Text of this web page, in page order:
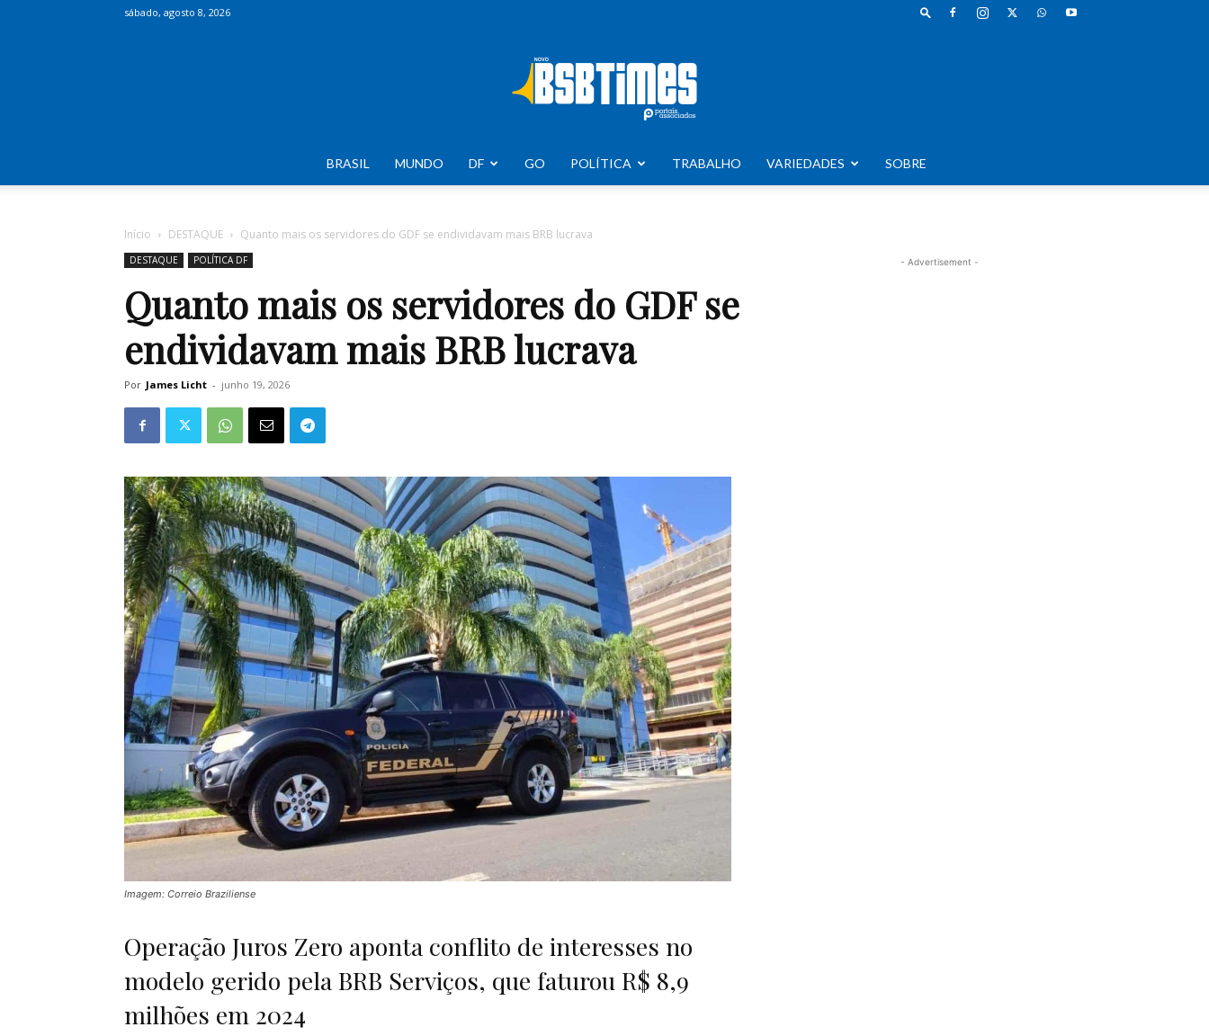
sábado, agosto 8, 2026
Times
BRASIL MUNDO DF GO POLÍTICA TRABALHO VARIEDADES SOBRE
Início DESTAQUE Quanto mais os servidores do GDF se endividavam mais BRB lucrava
DESTAQUE POLÍTICA DF
Quanto mais os servidores do GDF se
endividavam mais BRB lucrava
Por James Licht - junho 19, 2026
Imagem: Correio Braziliense
Operação Juros Zero aponta conflito de interesses no
modelo gerido pela BRB Serviços, que faturou R$ 8,9
milhões em 2024
- Advertisement -